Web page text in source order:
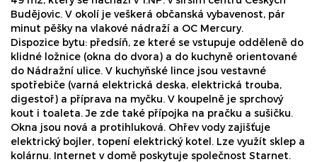
Budějovic. V okolí je veškerá občanská vybavenost, pár
minut pěšky na vlakové nádraží a OC Mercury.
Dispozice bytu: předsíň, ze které se vstupuje odděleně do
klidné ložnice (okna do dvora) a do kuchyně orientované
do Nádražní ulice. V kuchyňské lince jsou vestavné
spotřebiče (varná elektrická deska, elektrická trouba,
digestoř) a příprava na myčku. V koupelně je sprchový
kout i toaleta. Je zde také přípojka na pračku a sušičku.
Okna jsou nová a protihluková. Ohřev vody zajišťuje
elektrický bojler, topení elektrický kotel. Lze využít sklep a
kolárnu. Internet v domě poskytuje společnost Starnet.